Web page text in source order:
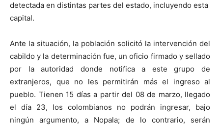
detectada en distintas partes del estado, incluyendo esta
capital.
Ante la situación, la población solicitó la intervención del
cabildo y la determinación fue, un oficio firmado y sellado
por la autoridad donde notifica a este grupo de
extranjeros, que no les permitirán más el ingreso al
pueblo. Tienen 15 días a partir del 08 de marzo, llegado
el día 23, los colombianos no podrán ingresar, bajo
ningún argumento, a Nopala; de lo contrario, serán